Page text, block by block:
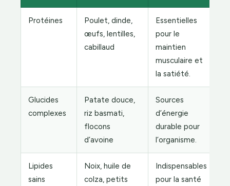
Protéines
Poulet, dinde,
œufs, lentilles,
cabillaud
Essentielles
pour le
maintien
musculaire et
la satiété.
Glucides
complexes
Patate douce,
riz basmati,
flocons
d’avoine
Sources
d’énergie
durable pour
l’organisme.
Lipides
sains
Noix, huile de
colza, petits
Indispensables
pour la santé